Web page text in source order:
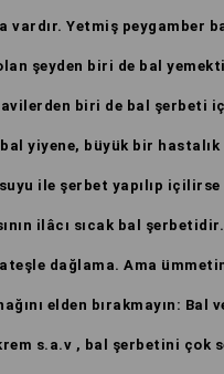
vardır. Yetmiş peygamber
şeyden biri de bal
biri de bal şerbeti
yiyene, büyük bir
ile şerbet yapılıp
ilâcı sıcak bal
dağlama. Ama
elden bırakmayın: Bal
s.a.v , bal şerbetini çok